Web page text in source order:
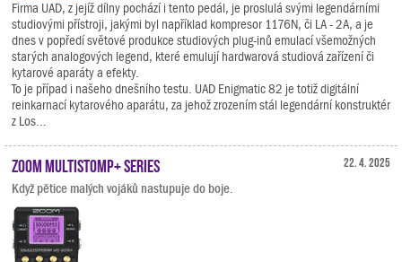
Firma UAD, z jejíž dílny pochází i tento pedál, je proslulá svými legendárními
studiovými přístroji, jakými byl například kompresor 1176N, či LA - 2A, a je
dnes v popředí světové produkce studiových plug-inů emulací všemožných
starých analogových legend, které emulují hardwarová studiová zařízení či
kytarové aparáty a efekty.
To je případ i našeho dnešního testu. UAD Enigmatic 82 je totiž digitální
reinkarnací kytarového aparátu, za jehož zrozením stál legendární konstruktér
z Los...
22. 4. 2025
Zoom MultiStomp+ Series
Když pětice malých vojáků nastupuje do boje.